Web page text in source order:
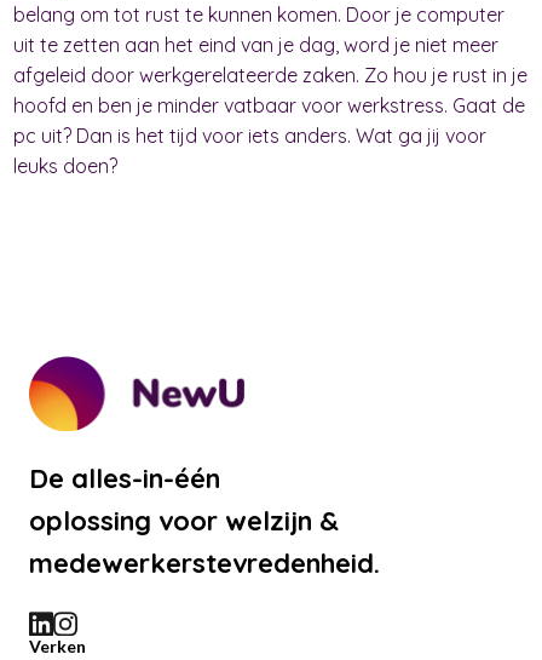
belang om tot rust te kunnen komen. Door je computer
uit te zetten aan het eind van je dag, word je niet meer
afgeleid door werkgerelateerde zaken. Zo hou je rust in je
hoofd en ben je minder vatbaar voor werkstress. Gaat de
pc uit? Dan is het tijd voor iets anders. Wat ga jij voor
leuks doen?
De alles-in-één
oplossing voor welzijn &
medewerkerstevredenheid.
Verken